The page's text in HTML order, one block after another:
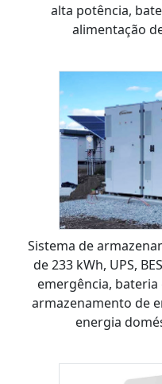
alta potência,
alimentação
Sistema de
de 233 kWh, UPS,
emergência,
armazenamento de
energia